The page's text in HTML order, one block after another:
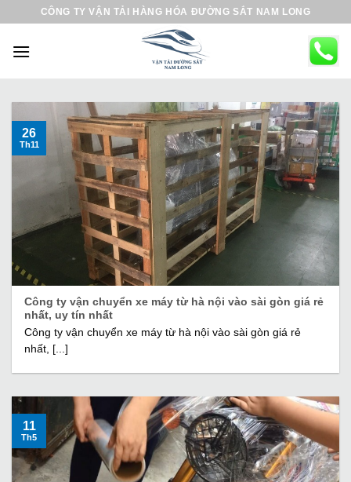
CÔNG TY VẬN TẢI HÀNG HÓA ĐƯỜNG SẮT NAM LONG
Công ty vận chuyển xe máy từ hà nội vào sài gòn giá rẻ
nhất, uy tín nhất
Công ty vận chuyển xe máy từ hà nội vào sài gòn giá rẻ
nhất, [...]
26
Th11
11
Th5